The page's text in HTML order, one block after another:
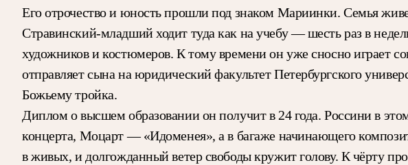
Его отрочество и юность прошли под знаком Мариинки. Семья
Стравинский-младший ходит туда как на учебу — шесть раз в
художников и костюмеров. К тому времени он уже сносно играет
отправляет сына на юридический факультет Петербургского
Божьему тройка.
Диплом о высшем образовании он получит в 24 года. Россини в
концерта, Моцарт — «Идоменея», а в багаже начинающего
в живых, и долгожданный ветер свободы кружит голову. К чёрту